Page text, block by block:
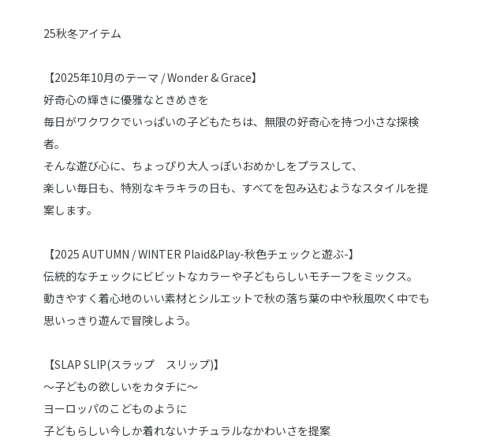
25秋冬アイテム
【2025年10月のテーマ / Wonder & Grace】
好奇心の輝きに優雅なときめきを
毎日がワクワクでいっぱいの子どもたちは、無限の好奇心を持つ小さな探検
者。
そんな遊び心に、ちょっぴり大人っぽいおめかしをプラスして、
楽しい毎日も、特別なキラキラの日も、すべてを包み込むようなスタイルを提
案します。
【2025 AUTUMN / WINTER Plaid&Play-秋色チェックと遊ぶ-】
伝統的なチェックにビビットなカラーや子どもらしいモチーフをミックス。
動きやすく着心地のいい素材とシルエットで秋の落ち葉の中や秋風吹く中でも
思いっきり遊んで冒険しよう。
【SLAP SLIP(スラップ スリップ)】
～子どもの欲しいをカタチに～
ヨーロッパのこどものように
子どもらしい今しか着れないナチュラルなかわいさを提案